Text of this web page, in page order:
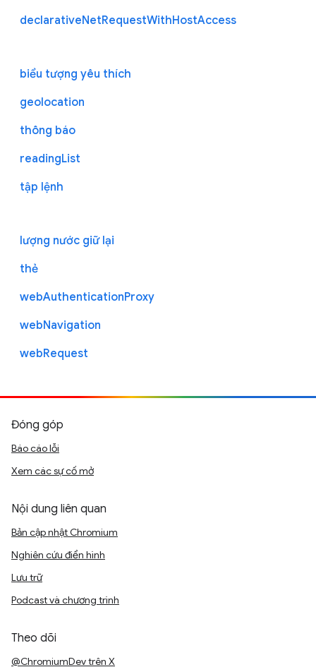
declarativeNetRequestWithHostAccess
biểu tượng yêu thích
geolocation
thông báo
readingList
tập lệnh
lượng nước giữ lại
thẻ
webAuthenticationProxy
webNavigation
webRequest
Đóng góp
Báo cáo lỗi
Xem các sự cố mở
Nội dung liên quan
Bản cập nhật Chromium
Nghiên cứu điển hình
Lưu trữ
Podcast và chương trình
Theo dõi
@ChromiumDev trên X